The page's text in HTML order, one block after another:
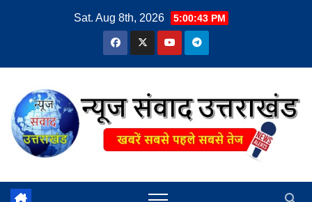
Sat. Aug 8th, 2026 5:00:44 PM